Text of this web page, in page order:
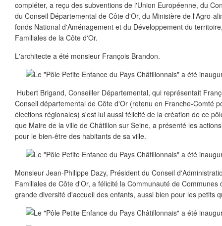
compléter, a reçu des subventions de l'Union Européenne, du
du Conseil Départemental de Côte d'Or, du Ministère de l'Agro-
fonds National d'Aménagement et du Développement du
Familiales de la Côte d'Or.
L'architecte a été monsieur François Brandon.
Hubert Brigand, Conseiller Départemental, qui représentait
Conseil départemental de Côte d'Or (retenu en Franche-Comté
élections régionales) s'est lui aussi félicité de la création de ce
que Maire de la ville de Châtillon sur Seine, a présenté les
pour le bien-être des habitants de sa ville.
Monsieur Jean-Philippe Dazy, Président du Conseil
Familiales de Côte d'Or, a félicité la Communauté de Communes
grande diversité d'accueil des enfants, aussi bien pour les petits